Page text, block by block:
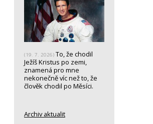
(19. 7. 2026) To, že chodil
Ježíš Kristus po zemi,
znamená pro mne
nekonečně víc než to, že
člověk chodil po Měsíci.
Archiv aktualit